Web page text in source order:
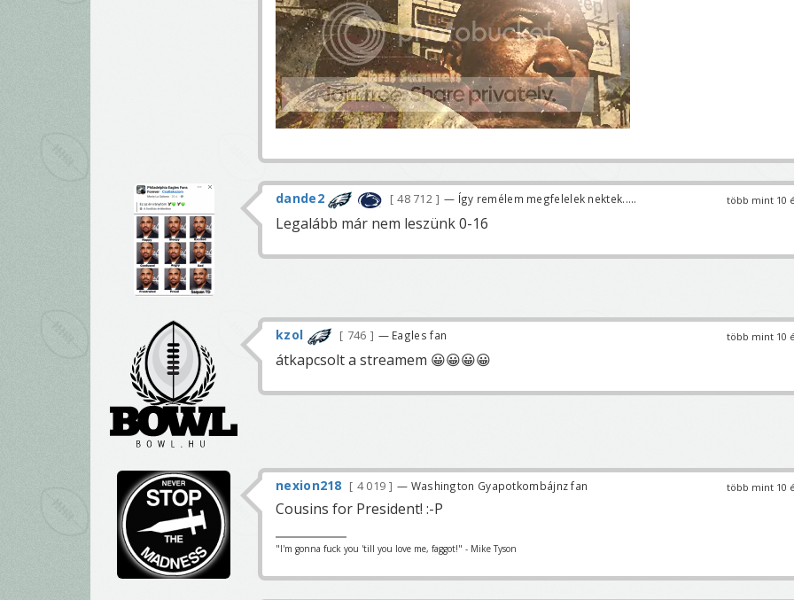
több mint 10
dande2 48 712 — Így remélem megfelelek nektek.....
Legalább már nem leszünk 0-16
több mint 10
kzol 746 — Eagles fan
átkapcsolt a streamem 😀😀😀😀
több mint 10
nexion218 4 019 — Washington Gyapotkombájnz fan
Cousins for President! :-P
"I'm gonna fuck you 'till you love me, faggot!" - Mike Tyson